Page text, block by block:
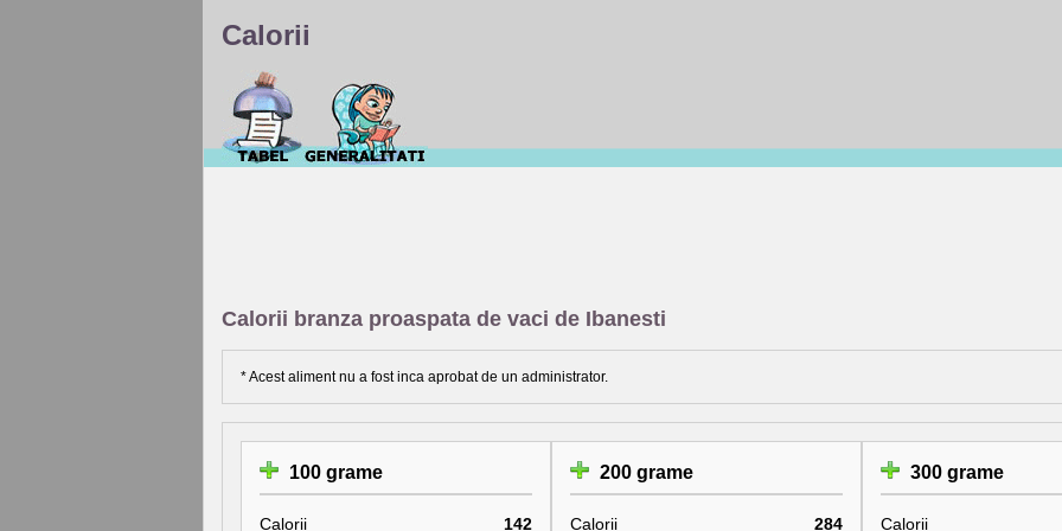
Calorii
Calorii branza proaspata de vaci de Ibanesti
* Acest aliment nu a fost inca aprobat de un administrator.
100 grame
Calorii 142
200 grame
Calorii 284
300 grame
Calorii